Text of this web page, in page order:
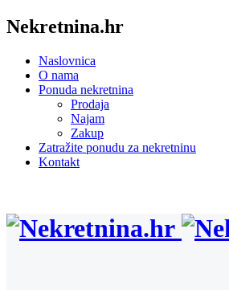
Nekretnina.hr
Naslovnica
O nama
Ponuda nekretnina
Prodaja
Najam
Zakup
Zatražite ponudu za nekretninu
Kontakt